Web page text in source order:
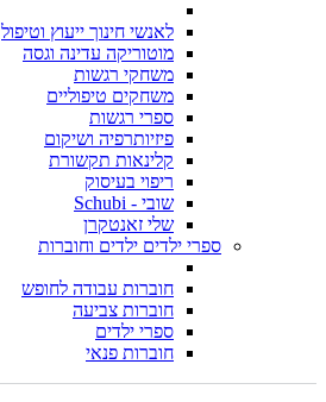
לאנשי חינוך ייעוץ וטיפול
מוטוריקה עדינה וגסה
משחקי רגשות
משחקים טיפוליים
ספרי רגשות
פיזיותרפיה ושיקום
קלינאות תקשורת
ריפוי בעיסוק
שובי - Schubi
שלי זאנטקרן
ספרי ילדים ילדים וחוברות
חוברות עבודה לחופש
חוברות צביעה
ספרי ילדים
חוברות פנאי